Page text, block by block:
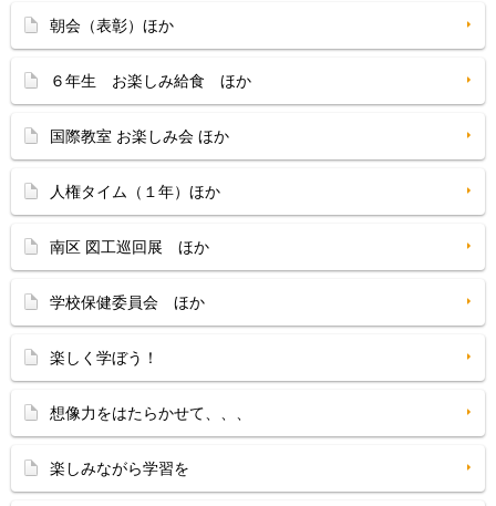
朝会（表彰）ほか
６年生 お楽しみ給食 ほか
国際教室 お楽しみ会 ほか
人権タイム（１年）ほか
南区 図工巡回展 ほか
学校保健委員会 ほか
楽しく学ぼう！
想像力をはたらかせて、、、
楽しみながら学習を